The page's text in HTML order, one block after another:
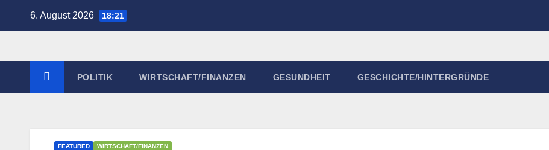
6. August 2026 18:21
POLITIK WIRTSCHAFT/FINANZEN GESUNDHEIT GESCHICHTE/HINTERGRÜNDE
FEATURED WIRTSCHAFT/FINANZEN